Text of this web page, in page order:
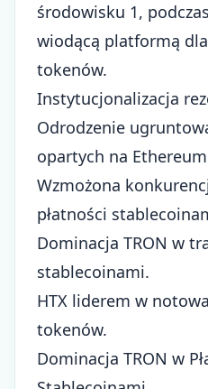
środowisku 1,
wiodącą platformą
tokenów.
Instytucjonalizacja
Odrodzenie
opartych na
Wzmożona
płatności
Dominacja TRON w
stablecoinami.
HTX liderem w
tokenów.
Dominacja TRON w